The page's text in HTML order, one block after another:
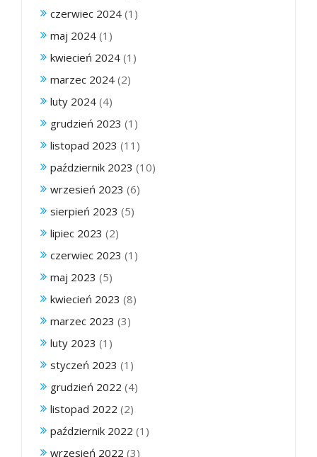
czerwiec 2024 (1)
maj 2024 (1)
kwiecień 2024 (1)
marzec 2024 (2)
luty 2024 (4)
grudzień 2023 (1)
listopad 2023 (11)
październik 2023 (10)
wrzesień 2023 (6)
sierpień 2023 (5)
lipiec 2023 (2)
czerwiec 2023 (1)
maj 2023 (5)
kwiecień 2023 (8)
marzec 2023 (3)
luty 2023 (1)
styczeń 2023 (1)
grudzień 2022 (4)
listopad 2022 (2)
październik 2022 (1)
wrzesień 2022 (3)